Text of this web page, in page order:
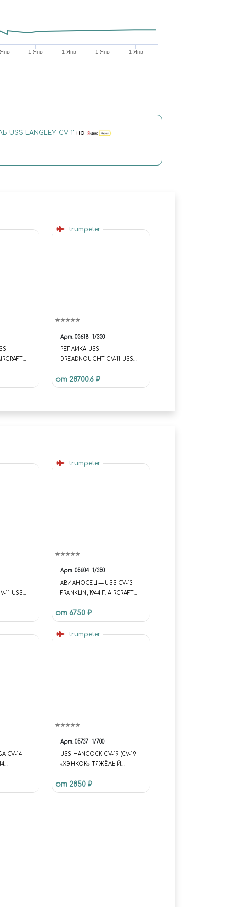
1 Янв 1 Янв 1 Янв 1 Янв
USS LANGLEY CV-1" на
trumpeter
Арт. 05618 1/350
РЕПЛИКА USS
DREADNOUGHT CV-11 USS
REPLICA
от 28700.6 ₽
11 USS
trumpeter
Арт. 05604 1/350
АВИАНОСЕЦ — USS CV-13
FRANKLIN, 1944 Г. AIRCRAFT
FRANKLIN 1944
от 6750 ₽
CV-14
trumpeter
Арт. 05737 1/700
USS HANCOCK CV-19 (CV-19
«ХЭНКОК» ТЯЖЁЛЫЙ
США ТИПА «ЭССЕКС»)
от 2850 ₽